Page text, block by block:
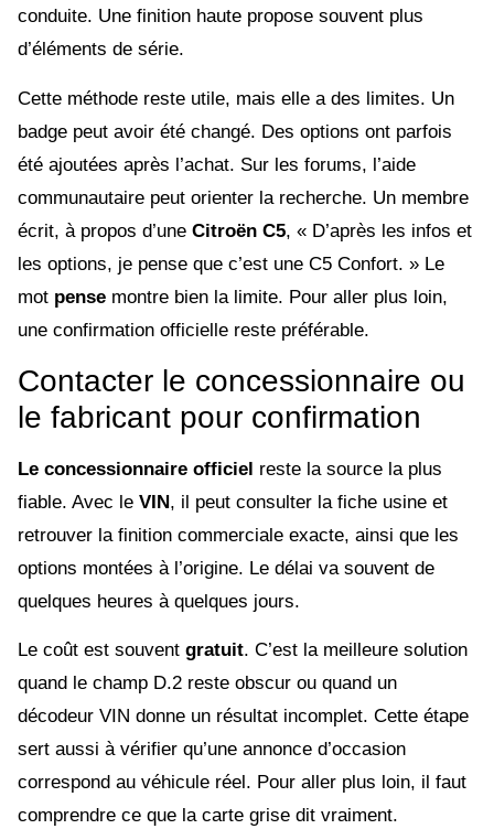
conduite. Une finition haute propose souvent plus
d’éléments de série.
Cette méthode reste utile, mais elle a des limites. Un
badge peut avoir été changé. Des options ont parfois
été ajoutées après l’achat. Sur les forums, l’aide
communautaire peut orienter la recherche. Un membre
écrit, à propos d’une Citroën C5, « D’après les infos et
les options, je pense que c’est une C5 Confort. » Le
mot pense montre bien la limite. Pour aller plus loin,
une confirmation officielle reste préférable.
Contacter le concessionnaire ou
le fabricant pour confirmation
Le concessionnaire officiel reste la source la plus
fiable. Avec le VIN, il peut consulter la fiche usine et
retrouver la finition commerciale exacte, ainsi que les
options montées à l’origine. Le délai va souvent de
quelques heures à quelques jours.
Le coût est souvent gratuit. C’est la meilleure solution
quand le champ D.2 reste obscur ou quand un
décodeur VIN donne un résultat incomplet. Cette étape
sert aussi à vérifier qu’une annonce d’occasion
correspond au véhicule réel. Pour aller plus loin, il faut
comprendre ce que la carte grise dit vraiment.